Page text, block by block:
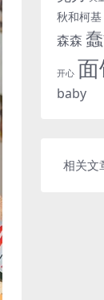
秋和柯基
森森
开心
baby
相关文